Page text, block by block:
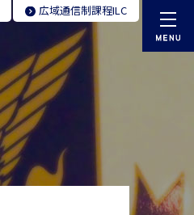
広域通信制課程ILC